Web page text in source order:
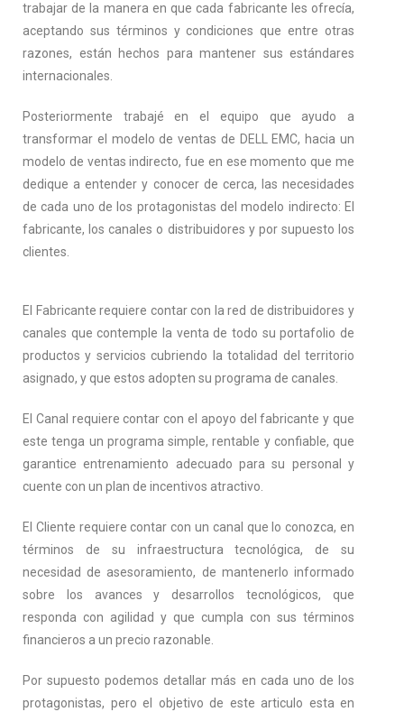
trabajar de la manera en que cada fabricante les ofrecía,
aceptando sus términos y condiciones que entre otras
razones, están hechos para mantener sus estándares
internacionales.
Posteriormente trabajé en el equipo que ayudo a
transformar el modelo de ventas de DELL EMC, hacia un
modelo de ventas indirecto, fue en ese momento que me
dedique a entender y conocer de cerca, las necesidades
de cada uno de los protagonistas del modelo indirecto: El
fabricante, los canales o distribuidores y por supuesto los
clientes.
El Fabricante requiere contar con la red de distribuidores y
canales que contemple la venta de todo su portafolio de
productos y servicios cubriendo la totalidad del territorio
asignado, y que estos adopten su programa de canales.
El Canal requiere contar con el apoyo del fabricante y que
este tenga un programa simple, rentable y confiable, que
garantice entrenamiento adecuado para su personal y
cuente con un plan de incentivos atractivo.
El Cliente requiere contar con un canal que lo conozca, en
términos de su infraestructura tecnológica, de su
necesidad de asesoramiento, de mantenerlo informado
sobre los avances y desarrollos tecnológicos, que
responda con agilidad y que cumpla con sus términos
financieros a un precio razonable.
Por supuesto podemos detallar más en cada uno de los
protagonistas, pero el objetivo de este articulo esta en